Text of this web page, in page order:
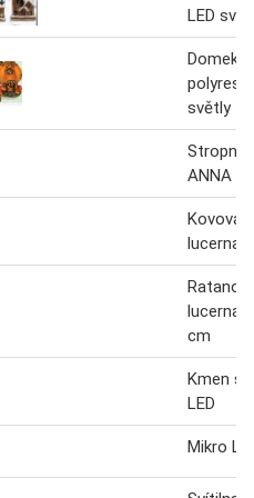
LED
Domek
světly
Stropní
ANNA
Kovová
lucerna
lucerna
cm
Kmen
LED
Mikro